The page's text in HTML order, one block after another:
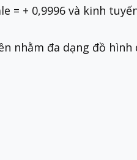
= + 0,9996 và kinh
nhằm đa dạng đồ